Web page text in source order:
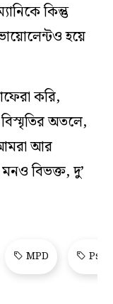
কিন্তু
হয়ে
করি,
অতলে,
আর
মনও বিভক্ত, দু’
MPD